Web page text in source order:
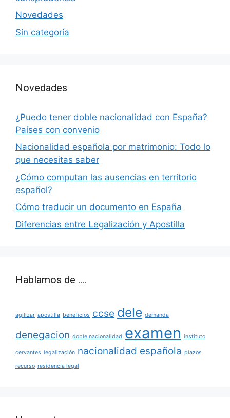
Novedades
Sin categoría
Novedades
¿Puedo tener doble nacionalidad con España?
Países con convenio
Nacionalidad española por matrimonio: Todo lo
que necesitas saber
¿Cómo computan las ausencias en territorio
español?
Cómo traducir un documento en España
Diferencias entre Legalización y Apostilla
Hablamos de ….
agilizar apostilla beneficios ccse dele demanda
denegacion doble nacionalidad examen instituto
cervantes legalización nacionalidad española plazos
recurso residencia legal